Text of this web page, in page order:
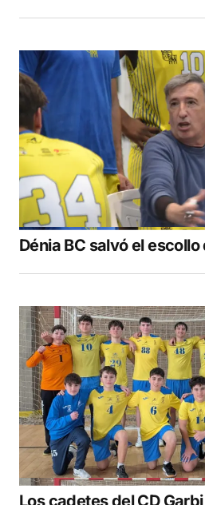
Dénia BC salvó el escollo
Los cadetes del CD